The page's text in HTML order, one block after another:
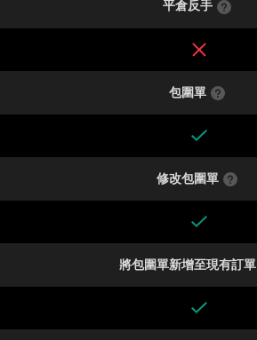
平倉反手
包圍單
修改包圍單
將包圍單新增至現有訂單